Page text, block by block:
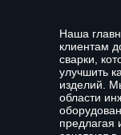
Наша
клиентам
сварки,
улучшить
изделий.
области
предлагая